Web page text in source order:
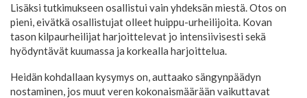
Lisäksi tutkimukseen osallistui vain yhdeksän miestä. Otos on
pieni, eivätkä osallistujat olleet huippu-urheilijoita. Kovan
tason kilpaurheilijat harjoittelevat jo intensiivisesti sekä
hyödyntävät kuumassa ja korkealla harjoittelua.
Heidän kohdallaan kysymys on, auttaako sängynpäädyn
nostaminen, jos muut veren kokonaismäärään vaikuttavat